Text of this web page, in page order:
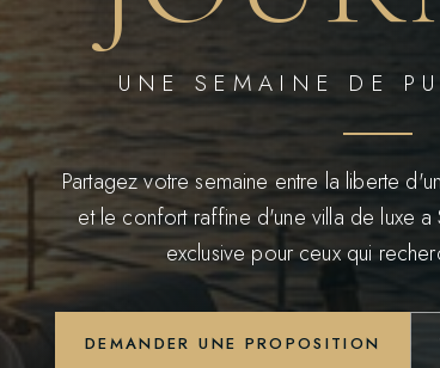
UNE SEMAINE DE
Partagez votre semaine entre la liberte
et le confort raffine d'une villa de luxe a
exclusive pour ceux qui
DEMANDER UNE PROPOSITION